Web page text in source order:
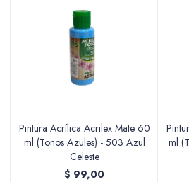
Pintura Acrílica Acrilex Mate 60
ml (Tonos Azules) - 503 Azul
Celeste
$ 99,00
ml
Packs